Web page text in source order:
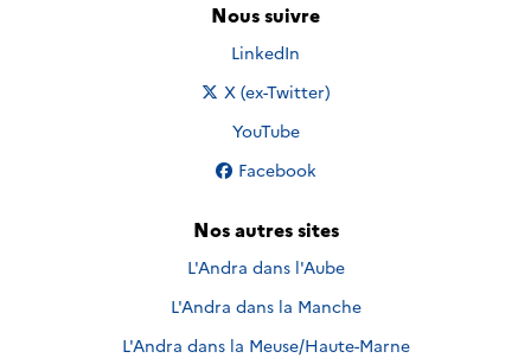
Nous suivre
Nous suivre sur
LinkedIn
Nous suivre sur
X (ex-Twitter)
Nous suivre sur
YouTube
Nous suivre sur
Facebook
Nos autres sites
L'Andra dans l'Aube
L'Andra dans la Manche
L'Andra dans la Meuse/Haute-Marne